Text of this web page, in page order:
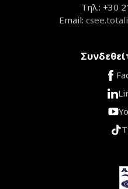
Τηλ.: +30
Email: